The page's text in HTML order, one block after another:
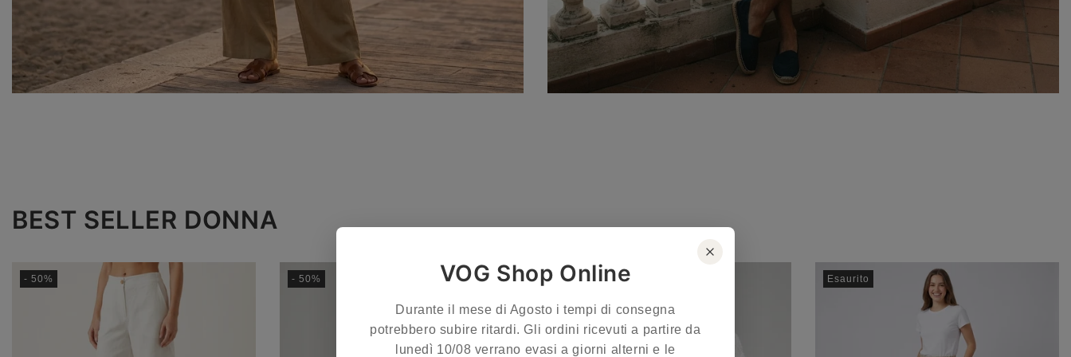
BEST SELLER DONNA
- 50% - 50% - 49% Esaurito
VOG Shop Online
Durante il mese di Agosto i tempi di consegna
potrebbero subire ritardi. Gli ordini ricevuti a partire da
lunedì 10/08 verrano evasi a giorni alterni e le